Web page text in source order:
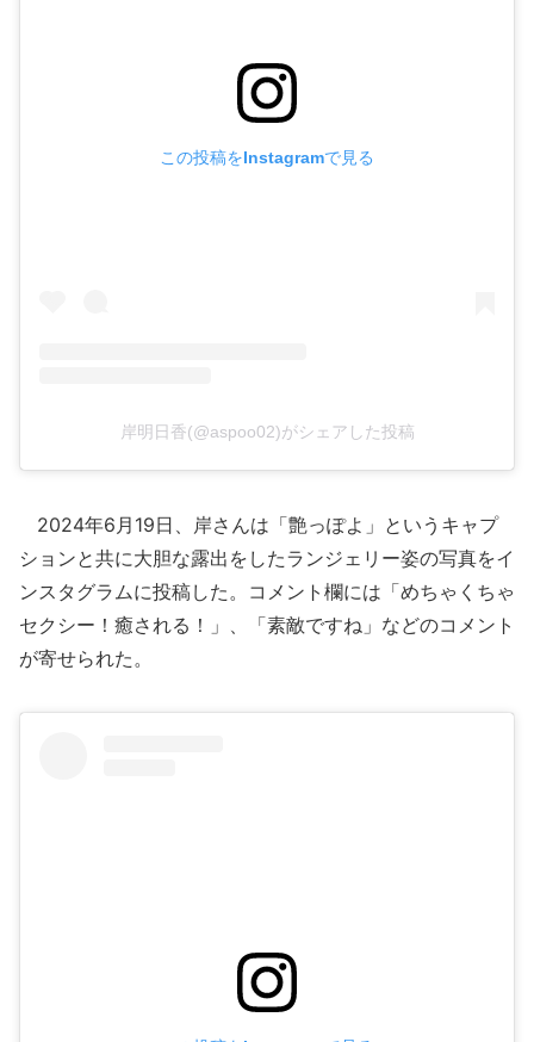
この投稿をInstagramで見る
岸明日香(@aspoo02)がシェアした投稿
2024年6月19日、岸さんは「艶っぽよ」というキャプ
ションと共に大胆な露出をしたランジェリー姿の写真をイ
ンスタグラムに投稿した。コメント欄には「めちゃくちゃ
セクシー！癒される！」、「素敵ですね」などのコメント
が寄せられた。